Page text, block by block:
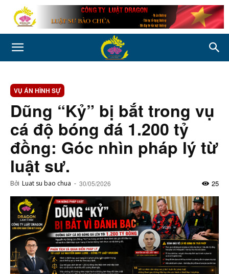
VỤ ÁN HÌNH SỰ
Dũng “Kỷ” bị bắt trong vụ
cá độ bóng đá 1.200 tỷ
đồng: Góc nhìn pháp lý từ
luật sư.
Bởi Luat su bao chua - 30/05/2026 25